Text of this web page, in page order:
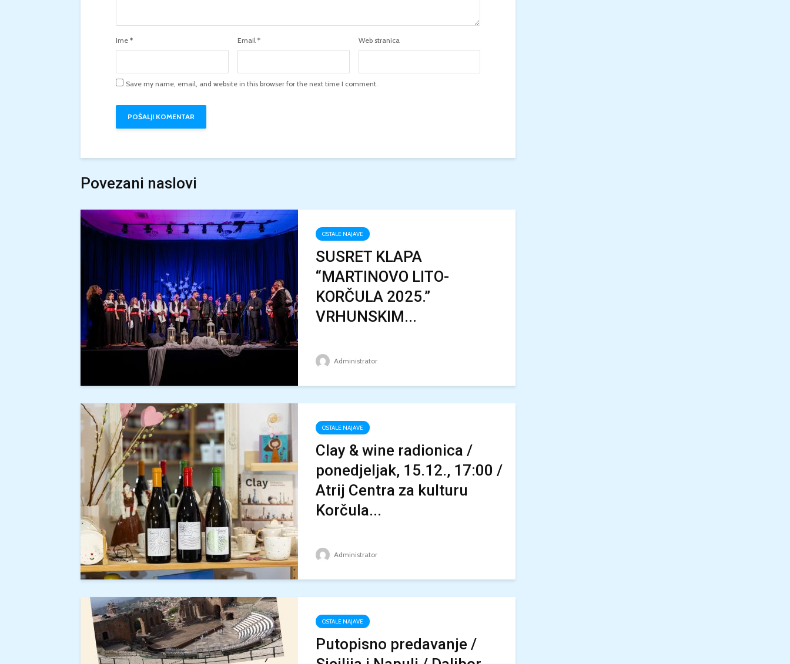
Ime * Email* Web stranica
Save my name, email, and website in this browser for the next time I comment.
Povezani naslovi
OSTALE NAJAVE
SUSRET KLAPA
“MARTINOVO LITO-
KORČULA 2025.”
VRHUNSKIM...
Administrator
OSTALE NAJAVE
Clay & wine radionica /
ponedjeljak, 15.12., 17:00 /
Atrij Centra za kulturu
Korčula...
Administrator
OSTALE NAJAVE
Putopisno predavanje /